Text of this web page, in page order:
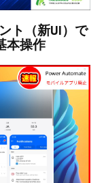
ト（新UI）で
本操作